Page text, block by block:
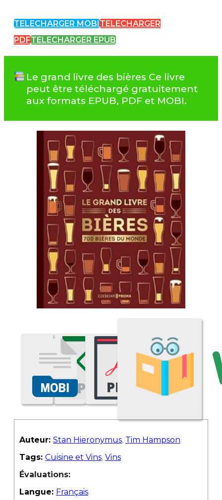
TELECHARGER MOBI TELECHARGER
PDFTELECHARGER EPUB
Le grand livre des bières Ce livre
peut être téléchargé gratuitement
aux formats EPUB, PDF et MOBI.
Auteur: Stan Hieronymus, Tim Hampson
Tags: Cuisine et Vins, Vins
Évaluations:
Langue: Français